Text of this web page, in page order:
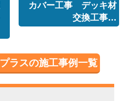
カバー工事 デッキ材
交換工事…
ラスの施工事例一覧